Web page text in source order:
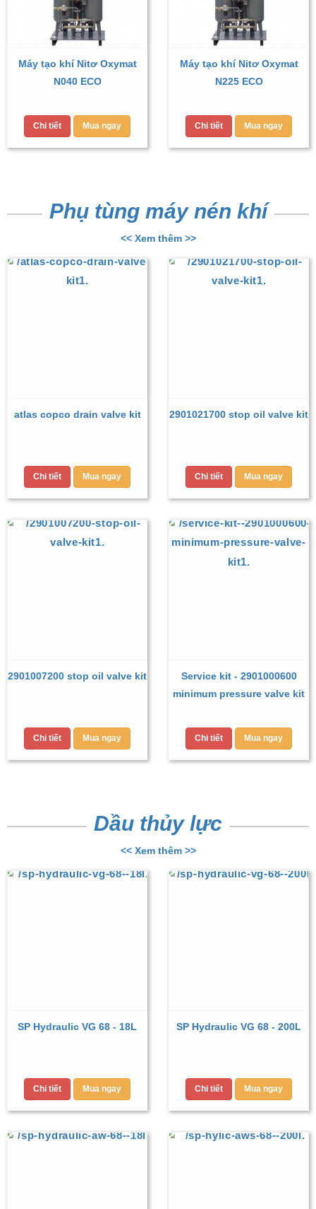
Máy tạo khí Nitơ Oxymat
N040 ECO
Chi tiết Mua ngay
Máy tạo khí Nitơ Oxymat
N225 ECO
Chi tiết Mua ngay
Phụ tùng máy nén khí
<< Xem thêm >>
atlas copco drain valve kit
Chi tiết Mua ngay
2901021700 stop oil valve kit
Chi tiết Mua ngay
2901007200 stop oil valve kit
Chi tiết Mua ngay
Service kit - 2901000600
minimum pressure valve kit
Chi tiết Mua ngay
Dầu thủy lực
<< Xem thêm >>
SP Hydraulic VG 68 - 18L
Chi tiết Mua ngay
SP Hydraulic VG 68 - 200L
Chi tiết Mua ngay